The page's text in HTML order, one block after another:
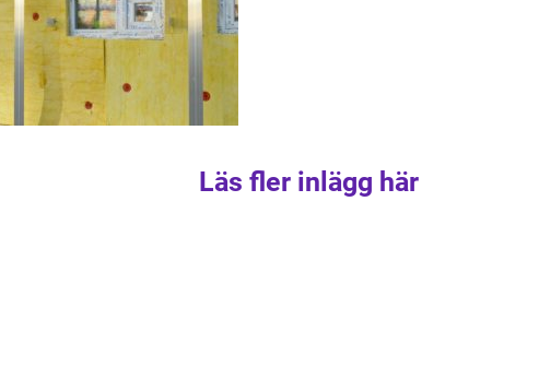
Läs fler inlägg här